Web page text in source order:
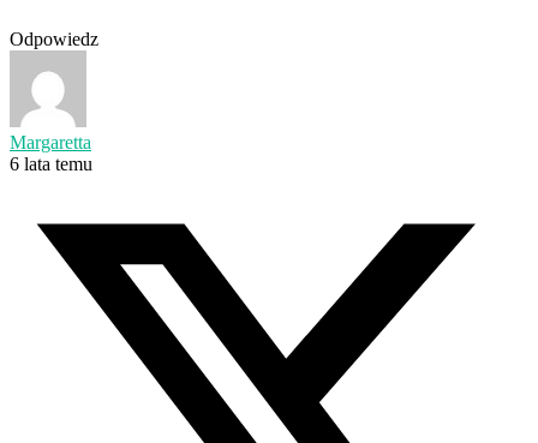
Odpowiedz
Margaretta
6 lata temu